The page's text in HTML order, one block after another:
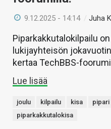
9.12.2025 - 14:14 /Juha
Piparkakkutalokilpailu
lukijayhteisön
kertaa TechBBS-
Lue lisää
joulu kilpailu kisa pipari
piparkakkutalokisa